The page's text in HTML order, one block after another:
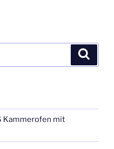
Kammerofen mit